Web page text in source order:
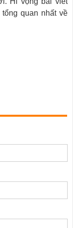
quan nhất về